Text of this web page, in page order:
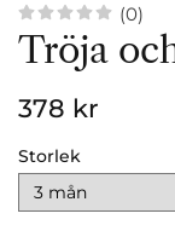
(0)
Tröja
378 kr
Storlek